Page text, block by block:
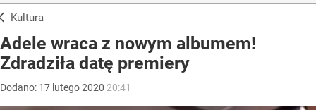
Kultura
Adele wraca z nowym albumem!
Zdradziła datę premiery
Dodano: 17 lutego2020 20:41